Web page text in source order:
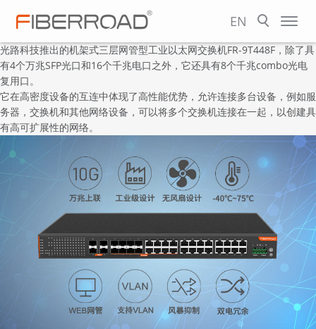
EN
光路科技推出的机架式三层网管型工业以太网交换机FR-9T448F ，除了具
有4个万兆SFP光口和16个千兆电口之外，它还具有8个千兆combo光电
复用口。
它在高密度设备的互连中体现了高性能优势，允许连接多台设备，例如服
务器，交换机和其他网络设备，可以将多个交换机连接在一起，以创建具
有高可扩展性的网络。